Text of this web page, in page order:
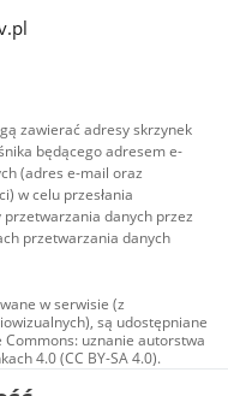
zawierać adresy skrzynek
będącego adresem e-
(adres e-mail oraz
w celu przesłania
przetwarzania danych przez
przetwarzania danych
w serwisie (z
są udostępniane
uznanie autorstwa
4.0 (CC BY-SA 4.0).
w tym zdjęcia, materiały